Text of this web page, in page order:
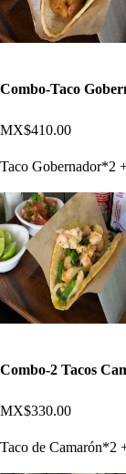
Combo-Taco
MX$410.00
Taco Gobernador*2
Combo-2 Tacos
MX$330.00
Taco de Camarón*2